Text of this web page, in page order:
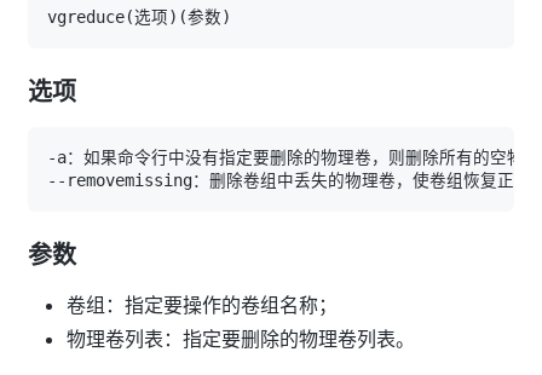
vgreduce(选项) (参数)
选项
参数
卷组：指定要操作的卷组名称；
物理卷列表：指定要删除的物理卷列表。